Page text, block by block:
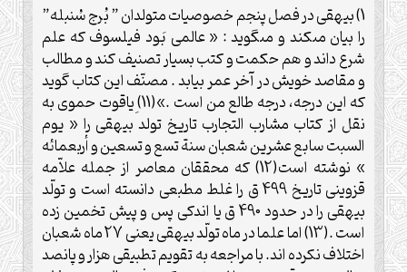
1) بيهقى در فصل پنجم خصوصيات متولدان ” بُرج سُنبله”
را بيان مى‏كند و مى‏گويد : « عالمى بَود فيلسوف كه علم
شرع داند و هم حكمت و كتب بسيار تصنيف كند و مطالب
و مقاصد خويش در آخر عمر بيابد . مصنّف اين كتاب گويد
كه اين درجه، درجه طالع من است .»(11) ِياقوت حموى به
نقل از كتاب مشارب التجارب تاريخ تولد بيهقى را « يوم
السبت سابع عشرين شعبان سنة تسع و تسعين و أربعمائه
» نوشته است(12) ‏كه محققان معاصر از جمله علاّمه
قزوينى تاريخ 499 ق را غلط مطبعى دانسته است و تولّد
بيهقى را در حدود 490 ق يا اندكى پس و پيش تخمين زده
است .(13) اما علما در ماه تولّد بيهقى يعنى 27 ماه شعبان
اختلاف نكرده اند. با مراجعه به تقويم تطبيقى ‏هزار و پانصد